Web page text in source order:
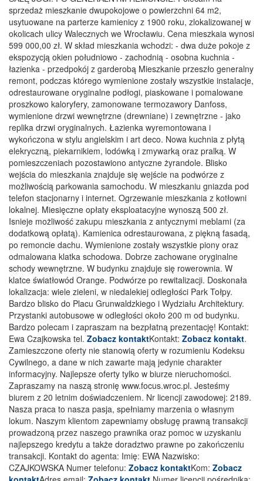
sprzedaż mieszkanie dwupokojowe o powierzchni 64 m2,
usytuowane na parterze kamienicy z 1900 roku, zlokalizowanej w
okolicach ulicy Walecznych we Wrocławiu. Cena mieszkaia wynosi
599 000,00 zł. W skład mieszkania wchodzi: - dwa duże pokoje z
ekspozycją okien południowo - zachodnią - osobna kuchnia -
łazienka - przedpokój z garderobą Mieszkanie przeszło generalny
remont, podczas którego wymienione zostały wszystkie instalacje,
odrestaurowane oryginalne podłogi, piaskowane i pomalowane
proszkowo kaloryfery, zamonowane termozawory Danfoss,
wymienione drzwi wewnętrzne (drewniane) i zewnętrzne - jako
replika drzwi oryginalnych. Łazienka wyremontowana i
wykończona w stylu angielskim i art deco. Nowa kuchnia z płytą
elekryczną, piekarnikiem, lodówką i zmywarką oraz pralką. W
pomieszczeniach pozostawiono antyczne żyrandole. Blisko
wejścia do mieszkania znajduje się wejście na podwórze z
możliwością parkowania samochodu. W mieszkaniu gniazda pod
telefon stacjonarny i internet. Ogrzewanie mieszkania z kotłowni
lokalnej. Miesięczne opłaty eksploatacyjne wynoszą 500 zł.
Isnieje możliwość zakupu mieszkania z antycznymi meblami (za
dodatkową opłatą). Kamienica odrestaurowana, z piękną fasadą,
po remoncie dachu. Wymienione zostały wszystkie piony oraz
odmalowana klatka schodowa. Dobrze zachowane oryginalne
schody wewnętrzne. W budynku znajduje się rowerownia. W
klatce światłowód Orange. Podwórze po rewitalizacji. Doskonała
lokalizacja: wiele zieleni, w niedalekiej odległości Park Tołpy.
Bardzo blisko do Placu Grunwaldzkiego i Wydziału Architektury.
Przystanki autobusowe w odległości około 200 m od budynku.
Bardzo polecam i zapraszam na bezpłatną prezentację! Kontakt:
Ewa Czajkowska tel. Zobacz kontaktKontakt: Zobacz kontakt.
Zamieszczone oferty nie stanowią oferty w rozumieniu Kodeksu
Cywilnego, a dane w nich zawarte mają jedynie charakter
informacyjny. Najlepsze oferty tylko w biurze nieruchomości.
Zapraszamy na naszą stronię www.focus.wroc.pl. Jesteśmy
biurem z 20 letnim doświadczeniem. Nr licencji zawodowej: 2189.
Nasza praca to nasza pasja, spełniamy marzenia o własnym
lokum. Naszym klientom zapewniamy obsługę prawną transakcji
prowadzoną przez naszego prawnika oraz pomoc w uzyskaniu
najlepszego kredytu a także doradztwo prawne po zakończeniu
transakcji. Kontakt do agenta: Imię: EWA Nazwisko:
CZAJKOWSKA Numer telefonu: Zobacz kontaktKom: Zobacz